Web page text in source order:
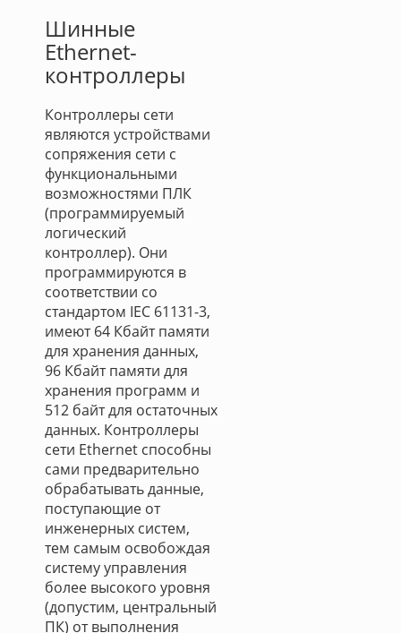
Шинные
Ethernet-
контроллеры
Контроллеры сети
являются устройствами
сопряжения сети с
функциональными
возможностями ПЛК
(программируемый
логический
контроллер). Они
программируются в
соответствии со
стандартом IEC 61131-3,
имеют 64 Кбайт памяти
для хранения данных,
96 Кбайт памяти для
хранения программ и
512 байт для остаточных
данных. Контроллеры
сети Ethernet способны
сами предварительно
обрабатывать данные,
поступающие от
инженерных систем,
тем самым освобождая
систему управления
более высокого уровня
(допустим, центральный
ПК) от выполнения